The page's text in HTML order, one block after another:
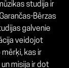
studija ir
Bērzas
galvenie
veidojot
kas ir
misija ir dot